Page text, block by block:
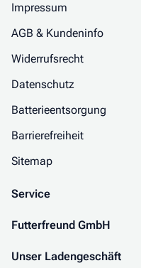
Impressum
AGB & Kundeninfo
Widerrufsrecht
Datenschutz
Batterieentsorgung
Barrierefreiheit
Sitemap
Service
Futterfreund GmbH
Unser Ladengeschäft